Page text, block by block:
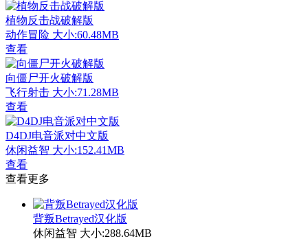
植物反击战破解版
动作冒险 大小:60.48MB
查看
向僵尸开火破解版
飞行射击 大小:71.28MB
查看
D4DJ电音派对中文版
休闲益智 大小:152.41MB
查看
查看更多
背叛Betrayed汉化版
休闲益智 大小:288.64MB